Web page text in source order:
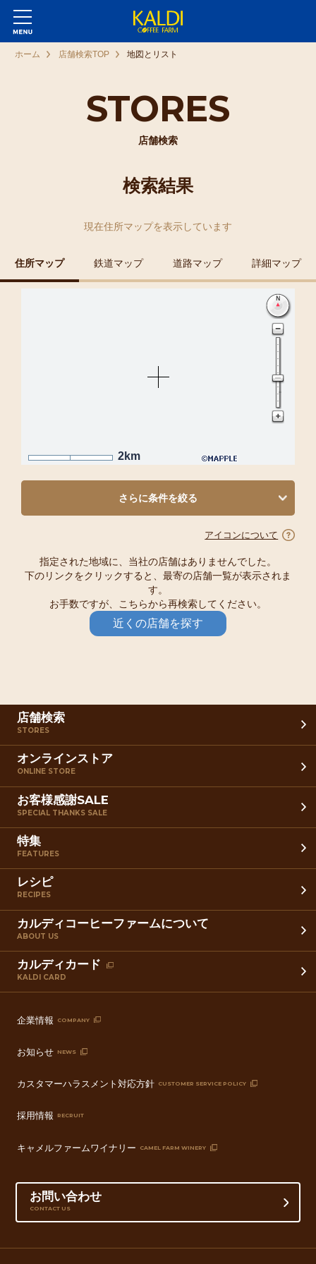
STORES
店舗検索
ホーム 店舗検索TOP 地図とリスト
検索結果
現在住所マップを表示しています
住所マップ 鉄道マップ 道路マップ 詳細マップ
2km
さらに条件を絞る
アイコンについて
指定された地域に、当社の店舗はありませんでした。
下のリンクをクリックすると、最寄の店舗一覧が表示されま
す。
お手数ですが、こちらから再検索してください。
近くの店舗を探す
店舗検索
STORES
オンラインストア
ONLINE STORE
お客様感謝SALE
SPECIAL THANKS SALE
特集
FEATURES
レシピ
RECIPES
カルディコーヒーファームについて
ABOUT US
カルディカード
KALDI CARD
企業情報 COMPANY
お知らせ NEWS
カスタマーハラスメント対応方針 CUSTOMER SERVICE POLICY
採用情報 RECRUIT
キャメルファームワイナリー CAMEL FARM WINERY
お問い合わせ
CONTACT US